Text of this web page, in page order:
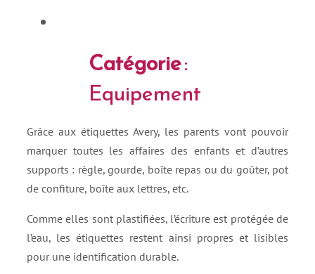
Catégorie:
Equipement
Grâce aux étiquettes Avery, les parents vont pouvoir
marquer toutes les affaires des enfants et d’autres
supports : règle, gourde, boîte repas ou du goûter, pot
de confiture, boîte aux lettres, etc.
Comme elles sont plastifiées, l’écriture est protégée de
l’eau, les étiquettes restent ainsi propres et lisibles
pour une identification durable.